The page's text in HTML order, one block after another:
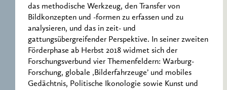
das methodische Werkzeug, den Transfer von
Bildkonzepten und -formen zu erfassen und zu
analysieren, und das in zeit- und
gattungsübergreifender Perspektive. In seiner zweiten
Förderphase ab Herbst 2018 widmet sich der
Forschungsverbund vier Themenfeldern: Warburg-
Forschung, globale ‚Bilderfahrzeuge’ und mobiles
Gedächtnis, Politische Ikonologie sowie Kunst und